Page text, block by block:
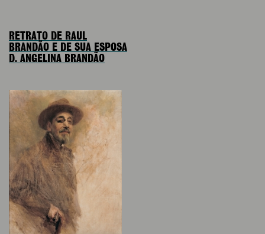
RETRATO DE RAUL
BRANDÃO E DE SUA ESPOSA
D. ANGELINA BRANDÃO